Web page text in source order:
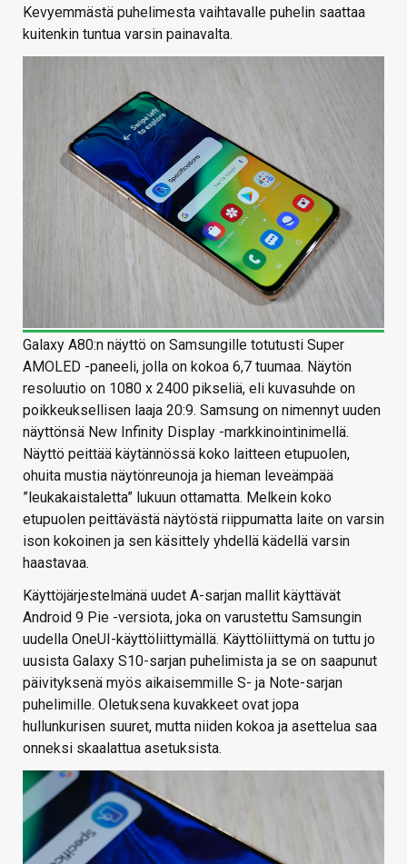
Kevyemmästä puhelimesta vaihtavalle puhelin saattaa
kuitenkin tuntua varsin painavalta.
Galaxy A80:n näyttö on Samsungille totutusti Super
AMOLED -paneeli, jolla on kokoa 6,7 tuumaa. Näytön
resoluutio on 1080 x 2400 pikseliä, eli kuvasuhde on
poikkeuksellisen laaja 20:9. Samsung on nimennyt uuden
näyttönsä New Infinity Display -markkinointinimellä.
Näyttö peittää käytännössä koko laitteen etupuolen,
ohuita mustia näytönreunoja ja hieman leveämpää
”leukakaistaletta” lukuun ottamatta. Melkein koko
etupuolen peittävästä näytöstä riippumatta laite on varsin
ison kokoinen ja sen käsittely yhdellä kädellä varsin
haastavaa.
Käyttöjärjestelmänä uudet A-sarjan mallit käyttävät
Android 9 Pie -versiota, joka on varustettu Samsungin
uudella OneUI-käyttöliittymällä. Käyttöliittymä on tuttu jo
uusista Galaxy S10-sarjan puhelimista ja se on saapunut
päivityksenä myös aikaisemmille S- ja Note-sarjan
puhelimille. Oletuksena kuvakkeet ovat jopa
hullunkurisen suuret, mutta niiden kokoa ja asettelua saa
onneksi skaalattua asetuksista.